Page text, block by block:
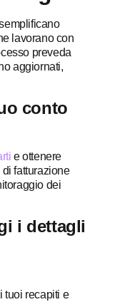
lavorano con
preveda
aggiornati,
conto
e ottenere
fatturazione
dei
i dettagli
tuoi recapiti e